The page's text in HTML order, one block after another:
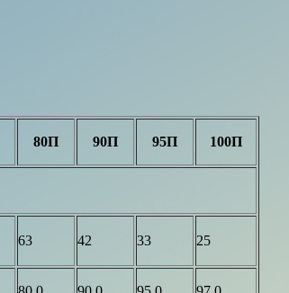
80П 90П 95П 100П
63 42 33 25